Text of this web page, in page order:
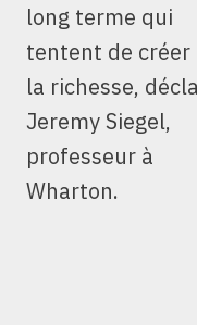
long terme qui
tentent de créer
la richesse,
Jeremy Siegel,
professeur à
Wharton.